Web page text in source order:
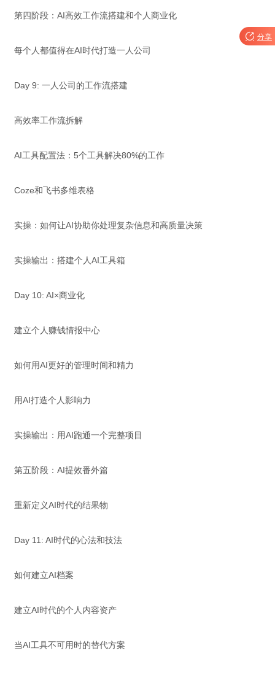
第四阶段：AI高效工作流搭建和个人商业化
每个人都值得在AI时代打造一人公司
Day 9: 一人公司的工作流搭建
高效率工作流拆解
AI工具配置法：5个工具解决80%的工作
Coze和飞书多维表格
实操：如何让AI协助你处理复杂信息和高质量决策
实操输出：搭建个人AI工具箱
Day 10: AI×商业化
建立个人赚钱情报中心
如何用AI更好的管理时间和精力
用AI打造个人影响力
实操输出：用AI跑通一个完整项目
第五阶段：AI提效番外篇
重新定义AI时代的结果物
Day 11: AI时代的心法和技法
如何建立AI档案
建立AI时代的个人内容资产
当AI工具不可用时的替代方案
 分享